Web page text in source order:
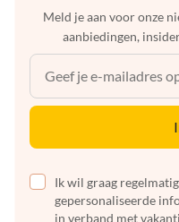
Meld je aan voor onze
aanbiedingen,
Ik wil graag
gepersonaliseerde
in verband met